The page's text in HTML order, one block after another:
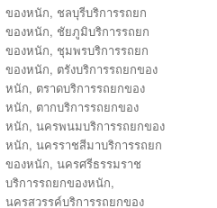
ของหนัก, ชลบุรีบริการรถยก
ของหนัก, ชัยภูมิบริการรถยก
ของหนัก, ชุมพรบริการรถยก
ของหนัก, ตรังบริการรถยกของ
หนัก, ตราดบริการรถยกของ
หนัก, ตากบริการรถยกของ
หนัก, นครพนมบริการรถยกของ
หนัก, นครราชสีมาบริการรถยก
ของหนัก, นครศรีธรรมราช
บริการรถยกของหนัก,
นครสวรรค์บริการรถยกของ